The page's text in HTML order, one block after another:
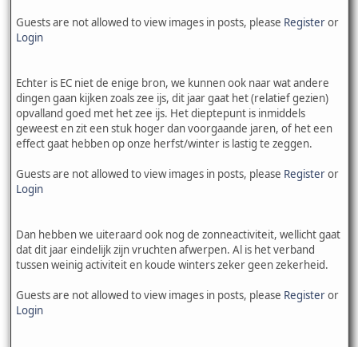
Guests are not allowed to view images in posts, please Registeror
Login
Echter is EC niet de enige bron, we kunnen ook naar wat andere
dingen gaan kijken zoals zee ijs, dit jaar gaat het (relatief gezien)
opvalland goed met het zee ijs. Het dieptepunt is inmiddels
geweest en zit een stuk hoger dan voorgaande jaren, of het een
effect gaat hebben op onze herfst/winter is lastig te zeggen.
Guests are not allowed to view images in posts, please Registeror
Login
Dan hebben we uiteraard ook nog de zonneactiviteit, wellicht gaat
dat dit jaar eindelijk zijn vruchten afwerpen. Al is het verband
tussen weinig activiteit en koude winters zeker geen zekerheid.
Guests are not allowed to view images in posts, please Registeror
Login